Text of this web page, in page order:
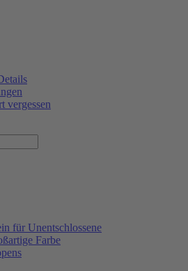
vergessen
für Unentschlossene
Farbe